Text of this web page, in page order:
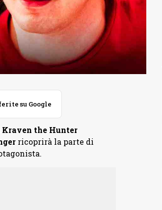
su Google
Kraven the Hunter
ricoprirà la parte di